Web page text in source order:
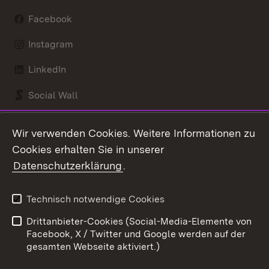
Facebook
Instagram
LinkedIn
Social Wall
Kontakt
Barrierefreiheit
Impressum
Cookies
Wir verwenden Cookies. Weitere Informationen zu
Cookies erhalten Sie in unserer
Datenschutzerklärung.
Technisch notwendige Cookies
Drittanbieter-Cookies (Social-Media-Elemente von
Facebook, X / Twitter und Google werden auf der
gesamten Webseite aktiviert.)